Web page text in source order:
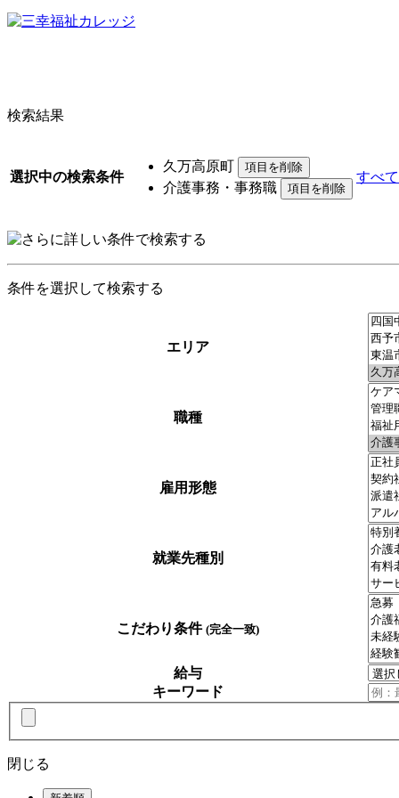
検索結果
選択中の検索条件
久万高原町
介護事務・事務職
すべ
条件を選択して検索する
エリア
職種
雇用形態
就業先種別
こだわり条件 (完全一致)
給与
キーワード
閉じる